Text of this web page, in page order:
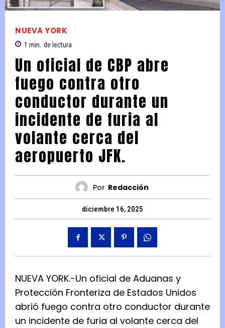
NUEVA YORK
1 min. de lectura
Un oficial de CBP abre
fuego contra otro
conductor durante un
incidente de furia al
volante cerca del
aeropuerto JFK.
Por Redacción
diciembre 16, 2025
NUEVA YORK.-Un oficial de Aduanas y
Protección Fronteriza de Estados Unidos
abrió fuego contra otro conductor durante
un incidente de furia al volante cerca del